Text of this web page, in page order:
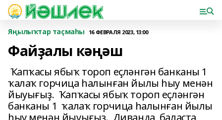
Яңылыҡтар таҫмаһы 16 ФЕВРАЛЯ 2023, 13:00
Файҙалы кәңәш
Ҡапҡасы ябыҡ тороп еҫләнгән банканы 1
ҡалаҡ горчица һалынған йылы һыу менән
йыуығыҙ. Ҡапҡасы ябыҡ тороп еҫләнгән
банканы 1 ҡалаҡ горчица һалынған йылы
һыу менән йыуығыҙ. Диванда, балаҫта